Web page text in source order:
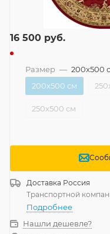
16 500 руб.
Размер — 200x500
200x500 см
250x500 см
Доставка Россия
Транспортной
Подробнее
Нашли дешевле?